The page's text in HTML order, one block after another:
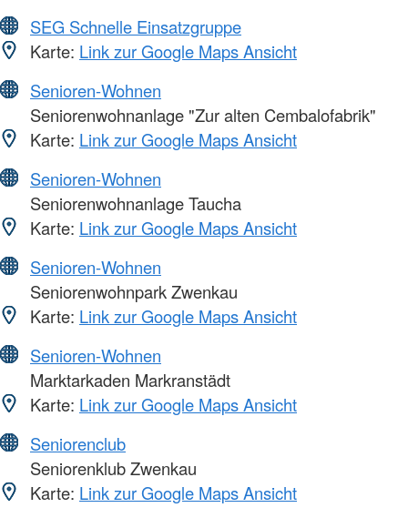
SEG Schnelle Einsatzgruppe
Karte: Link zur Google Maps Ansicht
Senioren-Wohnen
Seniorenwohnanlage "Zur alten Cembalofabrik"
Karte: Link zur Google Maps Ansicht
Senioren-Wohnen
Seniorenwohnanlage Taucha
Karte: Link zur Google Maps Ansicht
Senioren-Wohnen
Seniorenwohnpark Zwenkau
Karte: Link zur Google Maps Ansicht
Senioren-Wohnen
Marktarkaden Markranstädt
Karte: Link zur Google Maps Ansicht
Seniorenclub
Seniorenklub Zwenkau
Karte: Link zur Google Maps Ansicht